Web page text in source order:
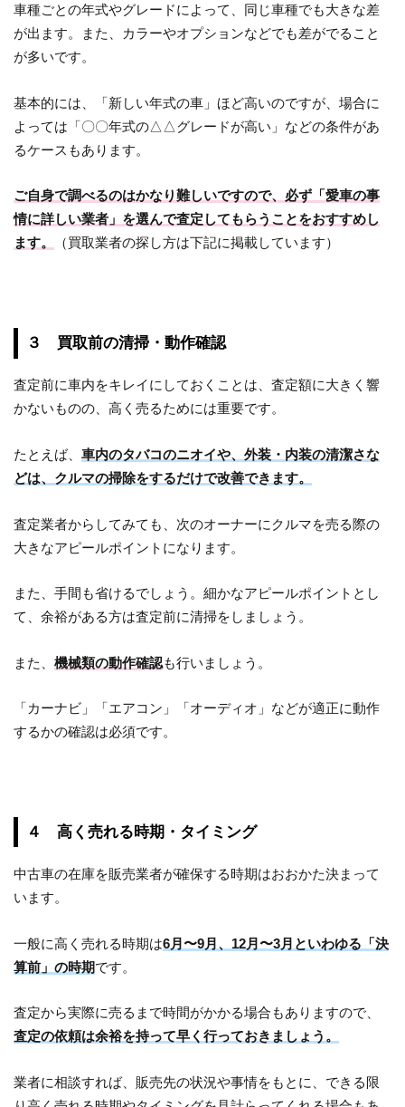
車種ごとの年式やグレードによって、同じ車種でも大きな差
が出ます。また、カラーやオプションなどでも差がでること
が多いです。
基本的には、「新しい年式の車」ほど高いのですが、場合に
よっては「〇〇年式の△△グレードが高い」などの条件があ
るケースもあります。
ご自身で調べるのはかなり難しいですので、必ず「愛車の事
情に詳しい業者」を選んで査定してもらうことをおすすめし
ます。
（買取業者の探し方は下記に掲載しています）
３ 買取前の清掃・動作確認
査定前に車内をキレイにしておくことは、査定額に大きく響
かないものの、高く売るためには重要です。
たとえば、車内のタバコのニオイや、外装・内装の清潔さな
どは、クルマの掃除をするだけで改善できます。
査定業者からしてみても、次のオーナーにクルマを売る際の
大きなアピールポイントになります。
また、手間も省けるでしょう。細かなアピールポイントとし
て、余裕がある方は査定前に清掃をしましょう。
また、機械類の動作確認も行いましょう。
「カーナビ」「エアコン」「オーディオ」などが適正に動作
するかの確認は必須です。
４ 高く売れる時期・タイミング
中古車の在庫を販売業者が確保する時期はおおかた決まって
います。
一般に高く売れる時期は6月〜9月、12月〜3月といわゆる「決
算前」の時期です。
査定から実際に売るまで時間がかかる場合もありますので、
査定の依頼は余裕を持って早く行っておきましょう。
業者に相談すれば、販売先の状況や事情をもとに、できる限